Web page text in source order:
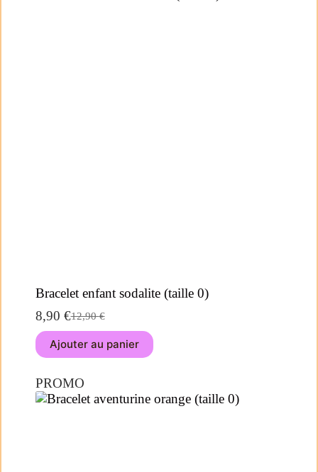
Bracelet enfant sodalite (taille 0)
12,90€
8,90 €
Ajouter au panier
PROMO